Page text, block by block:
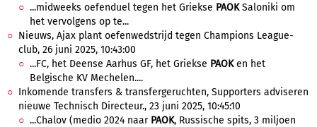
...midweeks oefenduel tegen het Griekse PAOKSaloniki om
het vervolgens op te...
Nieuws, Ajax plant oefenwedstrijd tegen Champions League-
club, 26 juni 2025, 10:43:00
...FC, het Deense Aarhus GF, het Griekse PAOKen het
Belgische KV Mechelen....
Inkomende transfers & transfergeruchten, Supporters adviseren
nieuwe Technisch Directeur., 23 juni 2025, 10:45:10
...Chalov (medio 2024 naar PAOK, Russische spits, 3 miljoen